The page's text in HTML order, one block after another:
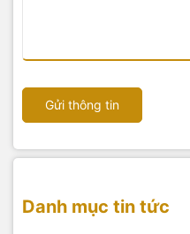
Gửi thông tin
Danh mục tin tức